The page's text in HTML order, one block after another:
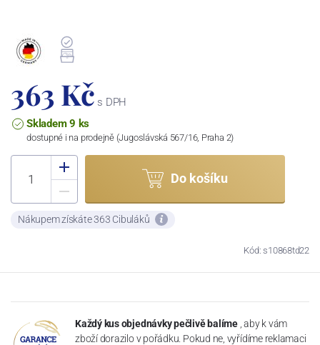
363 Kč s DPH
Skladem 9 ks
dostupné i na prodejně (Jugoslávská 567/16, Praha 2)
Do košíku
Nákupem získáte 363 Cibuláků
Kód: s10868td22
Každý kus objednávky pečlivě balíme , aby k vám
zboží dorazilo v pořádku. Pokud ne, vyřídíme reklamaci